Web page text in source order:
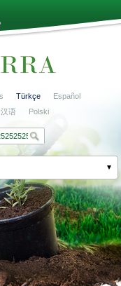
Türkçe
Español
汉语 Polski